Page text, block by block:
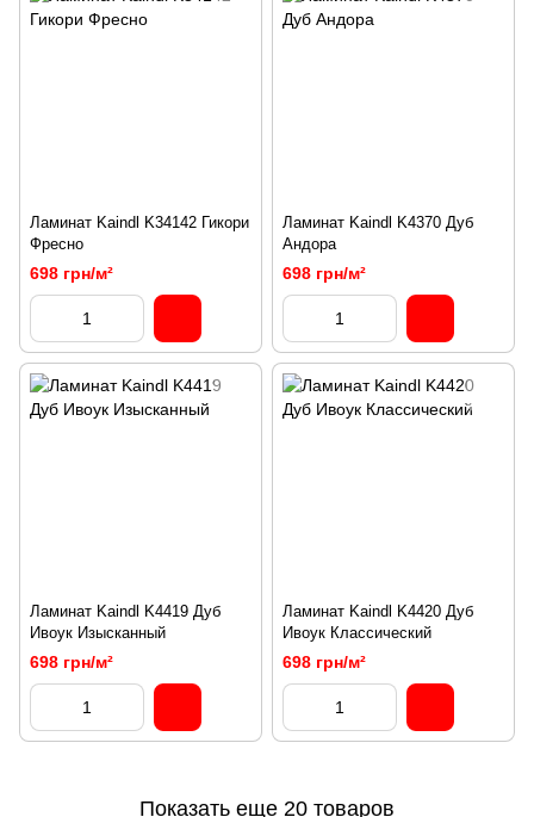
Ламинат Kaindl K34142 Гикори
Фресно
698 грн/м²
Ламинат Kaindl K4370 Дуб
Андора
698 грн/м²
Ламинат Kaindl K4419 Дуб
Ивоук Изысканный
698 грн/м²
Ламинат Kaindl K4420 Дуб
Ивоук Классический
698 грн/м²
Показать еще 20 товаров